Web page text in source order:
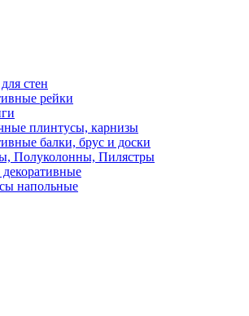
стен
рейки
плинтусы, карнизы
балки, брус и доски
Полуколонны, Пилястры
декоративные
напольные